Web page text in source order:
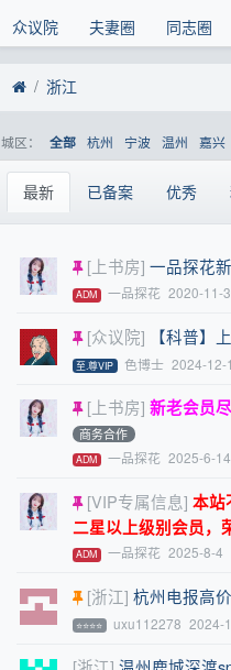
众议院
夫妻圈 同志圈
浙江
城区： 全部 杭州 宁波 温州 嘉兴
最新 已备案 优秀
[上书房] 一品探花
ADM 一品探花 2020-11-
[众议院] 【科普】
至.尊VIP 色博士 2024-12-
[上书房] 新老会员
商务合作
ADM 一品探花 2025-6-14
[VIP专属信息] 本站
二星以上级别会员，
ADM 一品探花 2025-8-4
[浙江] 杭州电报高
⭐⭐⭐⭐ uxu112278 2024-